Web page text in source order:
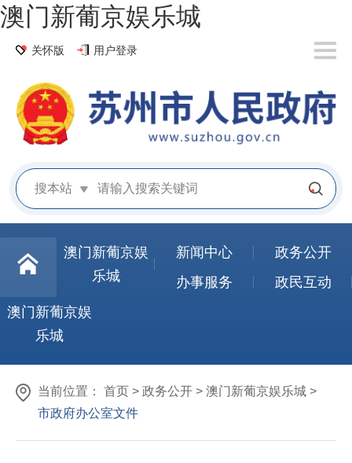
澳门新葡京娱乐城
关怀版 用户登录
搜本站
澳门新葡京娱
乐城
新闻中心
政务公开
办事服务
政民互动
澳门新葡京娱
乐城
当前位置： 首页 > 政务公开 > 澳门新葡京娱乐城 >
市政府办公室文件